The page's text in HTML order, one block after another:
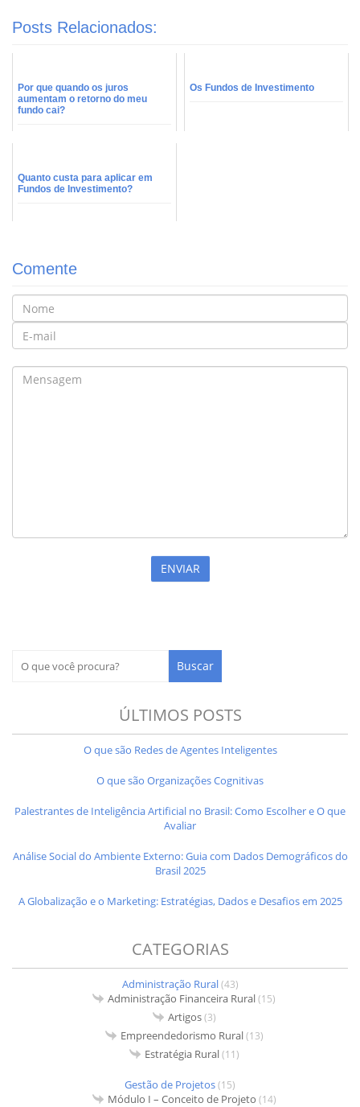
Posts Relacionados:
Por que quando os juros
aumentam o retorno do meu
fundo cai?
Os Fundos de Investimento
Quanto custa para aplicar em
Fundos de Investimento?
Comente
ÚLTIMOS POSTS
O que são Redes de Agentes Inteligentes
O que são Organizações Cognitivas
Palestrantes de Inteligência Artificial no Brasil: Como Escolher e O que
Avaliar
Análise Social do Ambiente Externo: Guia com Dados Demográficos do
Brasil 2025
A Globalização e o Marketing: Estratégias, Dados e Desafios em 2025
CATEGORIAS
Administração Rural(43)
Administração Financeira Rural(15)
Artigos(3)
Empreendedorismo Rural(13)
Estratégia Rural(11)
Gestão de Projetos(15)
Módulo I – Conceito de Projeto (14)